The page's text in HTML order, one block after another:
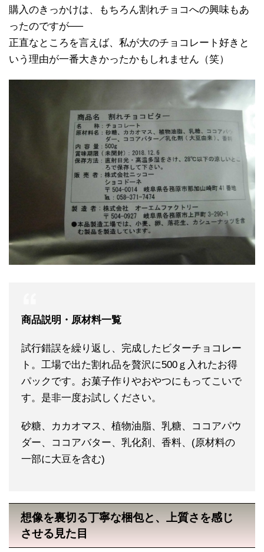
購入のきっかけは、もちろん割れチョコへの興味もあ
ったのですが──
正直なところを言えば、私が大のチョコレート好きと
いう理由が一番大きかったかもしれません（笑）
商品説明・原材料一覧
試行錯誤を繰り返し、完成したビターチョコレー
ト。工場で出た割れ品を贅沢に500ｇ入れたお得
パックです。お菓子作りやおやつにもってこいで
す。是非一度お試しください。
砂糖、カカオマス、植物油脂、乳糖、ココアパウ
ダー、ココアバター、乳化剤、香料、(原材料の
一部に大豆を含む)
想像を裏切る丁寧な梱包と、上質さを感じ
させる見た目